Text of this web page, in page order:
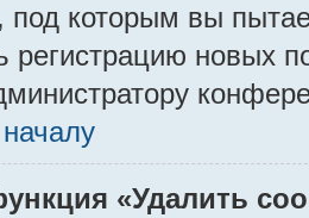
под которым вы
регистрацию новых
«Удалить